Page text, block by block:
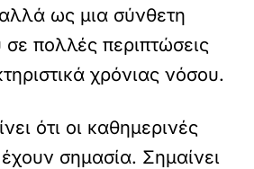
ως μια σύνθετη
πολλές περιπτώσεις
χρόνιας νόσου.
ότι οι καθημερινές
σημασία. Σημαίνει